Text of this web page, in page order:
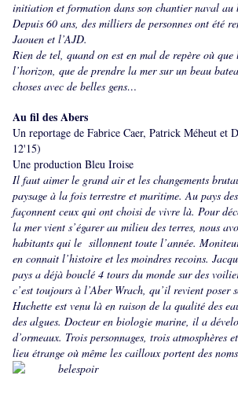
initiation et formation dans son chantier naval au
Depuis 60 ans, des milliers de personnes ont été
Jaouen et l’AJD.
Rien de tel, quand on est en mal de repère où que
l’horizon, que de prendre la mer sur un beau
choses avec de belles gens…
Au fil des Abers
Un reportage de Fabrice Caer, Patrick Méheut et
12'15)
Une production Bleu Iroise
Il faut aimer le grand air et les changements
paysage à la fois terrestre et maritime. Au pays
façonnent ceux qui ont choisi de vivre là. Pour
la mer vient s’égarer au milieu des terres, nous
habitants qui le sillonnent toute l’année.
en connait l’histoire et les moindres recoins.
pays a déjà bouclé 4 tours du monde sur des
c’est toujours à l’Aber Wrach, qu’il revient poser
Huchette est venu là en raison de la qualité des
des algues. Docteur en biologie marine, il a
d’ormeaux. Trois personnages, trois atmosphères
lieu étrange où même les cailloux portent des